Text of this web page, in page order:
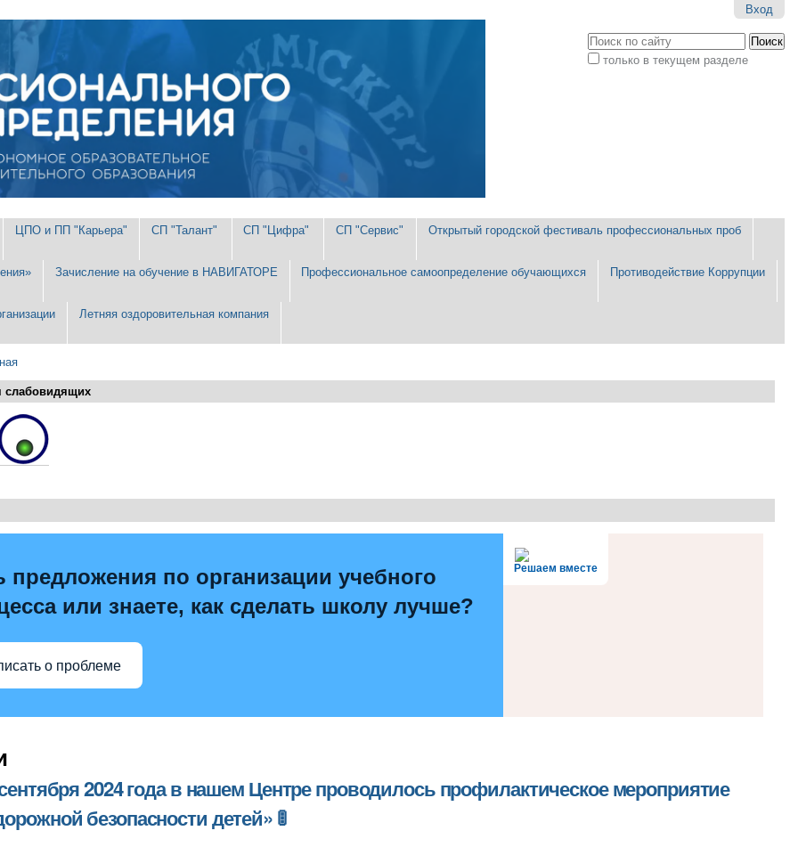
Вход
Поиск
только в текущем разделе
ЦПО и ПП "Карьера" СП "Талант" СП "Цифра" СП "Сервис" Открытый городской фестиваль профессиональных проб
Зачисление на обучение в НАВИГАТОРЕ Профессиональное самоопределение обучающихся Противодействие Коррупции
Летняя оздоровительная компания
слабовидящих
Решаем вместе
предложения по организации учебного
или знаете, как сделать школу лучше?
о проблеме
2024 года в нашем Центре проводилось профилактическое мероприятие
безопасности детей» 🚦